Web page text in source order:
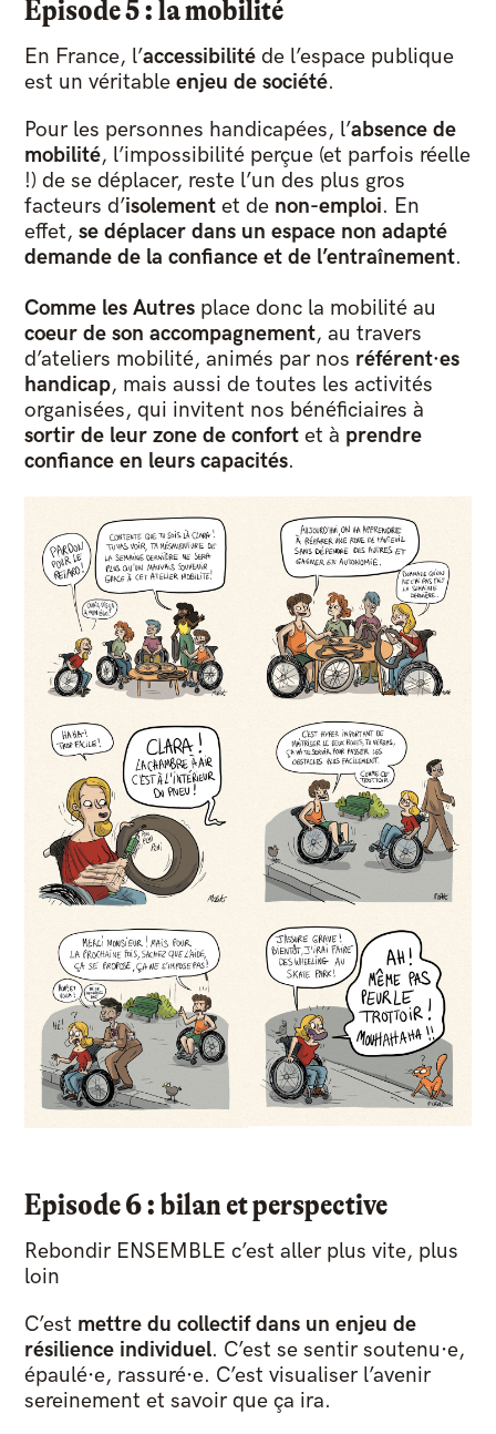
Episode 5 : la mobilité
En France, l’accessibilité de l’espace publique
est un véritableenjeu de société.
Pour les personnes handicapées, l’absence de
mobilité, l’impossibilité perçue (et parfois réelle
!) de se déplacer, reste l’un des plus gros
facteurs d’isolement et de non-emploi. En
effet,se déplacer dans un espace non adapté
demande de la confiance et de l’entraînement.
Comme les Autres place donc la mobilité au
coeur de son accompagnement, au travers
d’ateliers mobilité, animés par nos référent·es
handicap, mais aussi de toutes les activités
organisées, qui invitent nos bénéficiaires à
sortir de leur zone de confort et à prendre
confiance en leurs capacités.
Episode 6 : bilan et perspective
Rebondir ENSEMBLE c’est aller plus vite, plus
loin ​
​C’est mettre du collectif dans un enjeu de
résilience individuel. C’est se sentir soutenu·e,
épaulé·e, rassuré·e. C’est visualiser l’avenir
sereinement et savoir que ça ira.